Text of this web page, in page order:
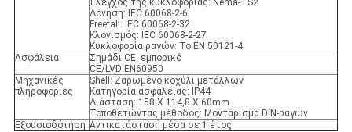
Έλεγχος της κυκλοφορίας: Nema-TS2
Δόνηση: IEC 60068-2-6
Freefall: IEC 60068-2-32
Κλονισμός: IEC 60068-2-27
Κυκλοφορία ραγών: Το EN 50121-4
Ασφάλεια
Σημάδι CE, εμπορικό
CE/LVD EN60950
Μηχανικές
πληροφορίες
Shell: Ζαρωμένο κοχύλι μετάλλων
Κατηγορία ασφάλειας: IP44
Διάσταση: 158 X 114,8 X 60mm
Τοποθετώντας μέθοδος: Μοντάρισμα DIN-ραγών
Εξουσιοδότηση Αντικατάσταση μέσα σε 1 έτος